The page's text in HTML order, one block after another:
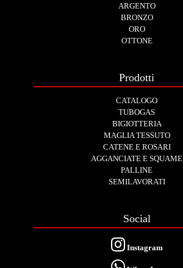
ARGENTO
BRONZO
ORO
OTTONE
Prodotti
CATALOGO
TUBOGAS
BIGIOTTERIA
MAGLIA TESSUTO
CATENE E ROSARI
AGGANCIATE E SQUAME
PALLINE
SEMILAVORATI
Social
Instagram